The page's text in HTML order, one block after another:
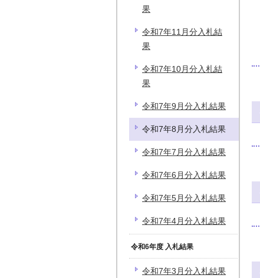
果
令和7年11月分入札結
果
令和7年10月分入札結
果
令和7年9月分入札結果
令和7年8月分入札結果
令和7年7月分入札結果
令和7年6月分入札結果
令和7年5月分入札結果
令和7年4月分入札結果
令和6年度 入札結果
令和7年3月分入札結果